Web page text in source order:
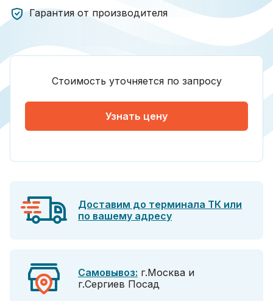
Гарантия от производителя
Стоимость уточняется по запросу
Узнать цену
Доставим до терминала ТК или
по вашему адресу
Самовывоз: г.Москва и
г.Сергиев Посад